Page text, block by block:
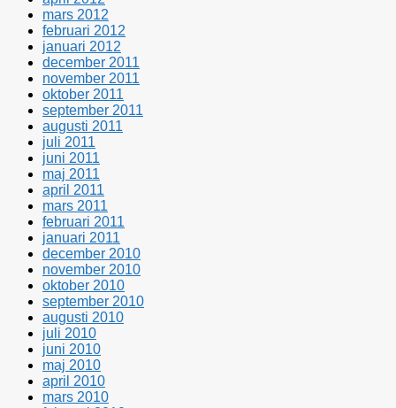
mars 2012
februari 2012
januari 2012
december 2011
november 2011
oktober 2011
september 2011
augusti 2011
juli 2011
juni 2011
maj 2011
april 2011
mars 2011
februari 2011
januari 2011
december 2010
november 2010
oktober 2010
september 2010
augusti 2010
juli 2010
juni 2010
maj 2010
april 2010
mars 2010